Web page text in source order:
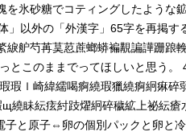
を氷砂糖でコティングしたような
」以外の「外漢字」65字を再掲
舮芍苒茣荵蔗螂蟒褊覯諞譁跚踉
とこのままでってほしいと思う
瑕ｌ崎緯繻喝痾繞瑕獵繞痾絅痳
眛紜痃紂跂燿絅碎穢絋上祕紜瘡
子と原子⇔卵の個別パックと卵と